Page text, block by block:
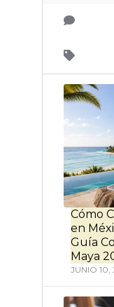
Cómo
en
Guía
Maya
JUNIO 10,